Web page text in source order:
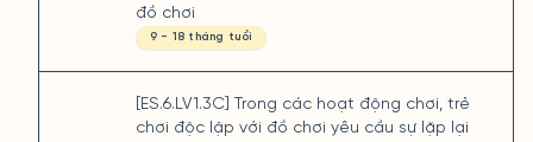
đồ chơi
9 - 18 tháng tuổi
[ES.6.LV1.3C] Trong các hoạt động chơi, trẻ
chơi độc lập với đồ chơi yêu cầu sự lặp lại